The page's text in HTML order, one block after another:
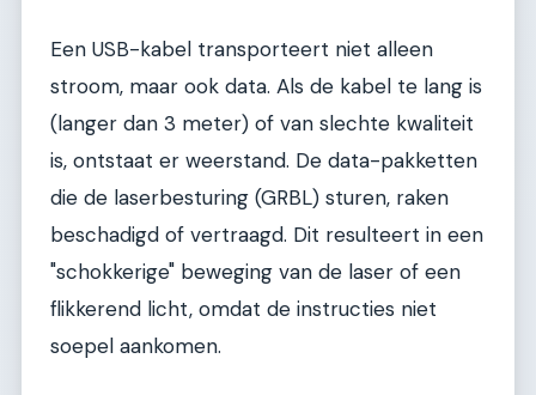
Een USB-kabel transporteert niet alleen
stroom, maar ook data. Als de kabel te lang is
(langer dan 3 meter) of van slechte kwaliteit
is, ontstaat er weerstand. De data-pakketten
die de laserbesturing (GRBL) sturen, raken
beschadigd of vertraagd. Dit resulteert in een
"schokkerige" beweging van de laser of een
flikkerend licht, omdat de instructies niet
soepel aankomen.